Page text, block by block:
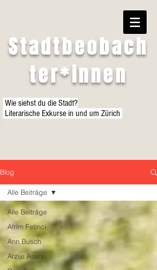
Stadtbeobach
ter*innen
Wie siehst du die Stadt?
Literarische Exkurse in und um Zürich
Blog
Alle Beiträge
Afrim Fetinci
Ann Busch
Arzije Asani
Alle Beiträge